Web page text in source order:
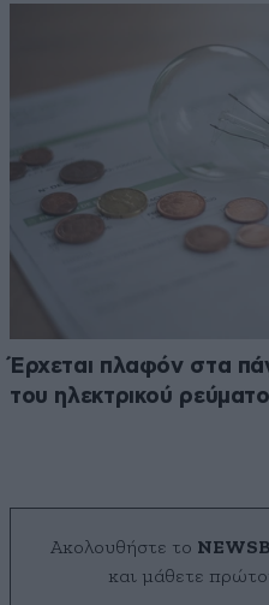
Έρχεται πλαφόν στα
του ηλεκτρικού
Ακολουθήστε το
και μάθετε